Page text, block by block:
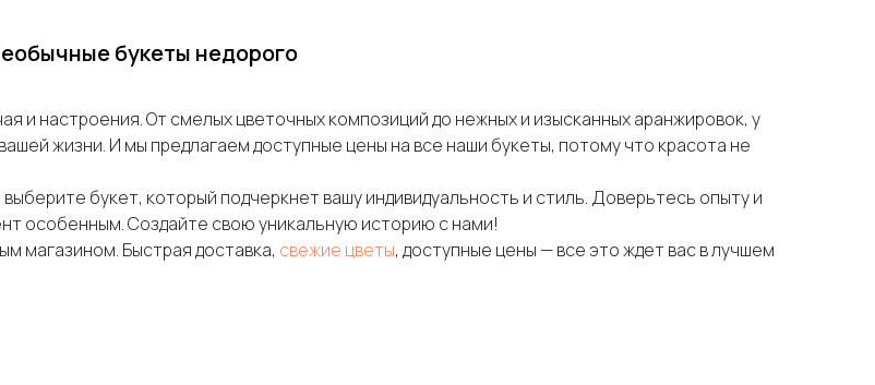
букеты недорого
и настроения. От смелых цветочных композиций до нежных и изысканных аранжировок, у
жизни. И мы предлагаем доступные цены на все наши букеты, потому что красота не
букет, который подчеркнет вашу индивидуальность и стиль. Доверьтесь опыту и
особенным. Создайте свою уникальную историю с нами!
магазином. Быстрая доставка, свежие цветы, доступные цены — все это ждет вас в лучшем